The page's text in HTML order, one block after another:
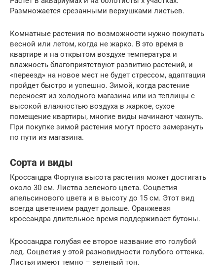
Размножается срезанными верхушками листьев.
Комнатные растения по возможности нужно покупать
весной или летом, когда не жарко. В это время в
квартире и на открытом воздухе температура и
влажность благоприятствуют развитию растений, и
«переезд» на новое мест не будет стрессом, адаптация
пройдет быстро и успешно. Зимой, когда растение
переносят из холодного магазина или из теплицы с
высокой влажностью воздуха в жаркое, сухое
помещение квартиры, многие виды начинают чахнуть.
При покупке зимой растения могут просто замерзнуть
по пути из магазина.
Сорта и виды
Кроссандра Фортуна высота растения может достигать
около 30 см. Листва зеленого цвета. Соцветия
апельсинового цвета и в высоту до 15 см. Этот вид
всегда цветением радует дольше. Оранжевая
кроссандра длительное время поддерживает бутоны.
Кроссандра голубая ее второе название это голубой
лед. Соцветия у этой разновидности голубого оттенка.
Листья имеют темно – зеленый тон.